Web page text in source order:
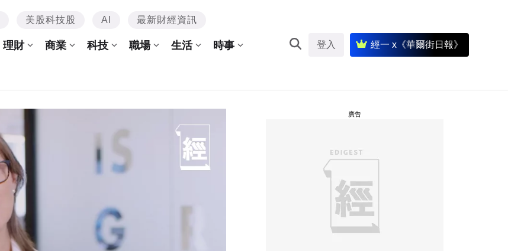
美股科技股 AI 最新財經資訊
理財 商業 科技 職場 生活 時事 登入 經一 x《華爾街日報》
廣告